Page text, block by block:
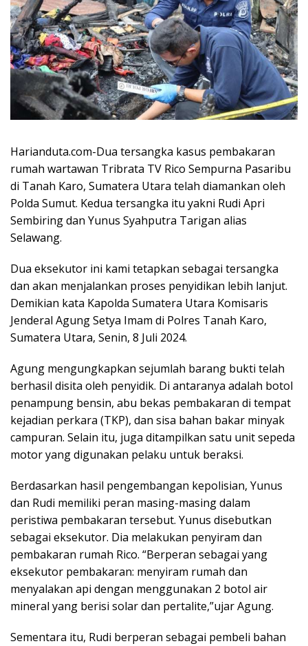
Harianduta.com-Dua tersangka kasus pembakaran
rumah wartawan Tribrata TV Rico Sempurna Pasaribu
di Tanah Karo, Sumatera Utara telah diamankan oleh
Polda Sumut. Kedua tersangka itu yakni Rudi Apri
Sembiring dan Yunus Syahputra Tarigan alias
Selawang.
Dua eksekutor ini kami tetapkan sebagai tersangka
dan akan menjalankan proses penyidikan lebih lanjut.
Demikian kata Kapolda Sumatera Utara Komisaris
Jenderal Agung Setya Imam di Polres Tanah Karo,
Sumatera Utara, Senin, 8 Juli 2024.
Agung mengungkapkan sejumlah barang bukti telah
berhasil disita oleh penyidik. Di antaranya adalah botol
penampung bensin, abu bekas pembakaran di tempat
kejadian perkara (TKP), dan sisa bahan bakar minyak
campuran. Selain itu, juga ditampilkan satu unit sepeda
motor yang digunakan pelaku untuk beraksi.
Berdasarkan hasil pengembangan kepolisian, Yunus
dan Rudi memiliki peran masing-masing dalam
peristiwa pembakaran tersebut. Yunus disebutkan
sebagai eksekutor. Dia melakukan penyiram dan
pembakaran rumah Rico. “Berperan sebagai yang
eksekutor pembakaran: menyiram rumah dan
menyalakan api dengan menggunakan 2 botol air
mineral yang berisi solar dan pertalite,”ujar Agung.
Sementara itu, Rudi berperan sebagai pembeli bahan